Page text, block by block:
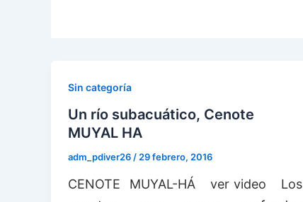
Sin categoría
Un río subacuático, Cenote
MUYAL HA
adm_pdiver26 / 29 febrero, 2016
CENOTE MUYAL-HÁ ver video Los